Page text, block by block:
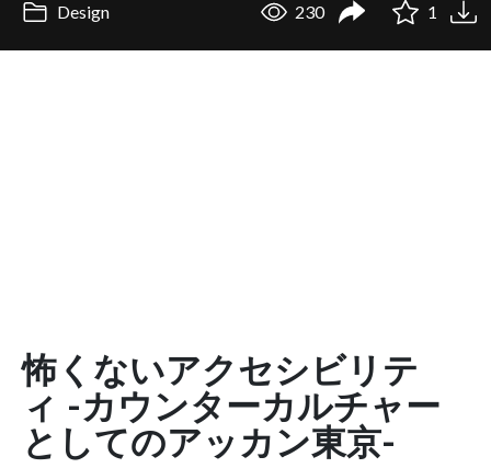
Design 230 1
怖くないアクセシビリテ
ィ -カウンターカルチャー
としてのアッカン東京-